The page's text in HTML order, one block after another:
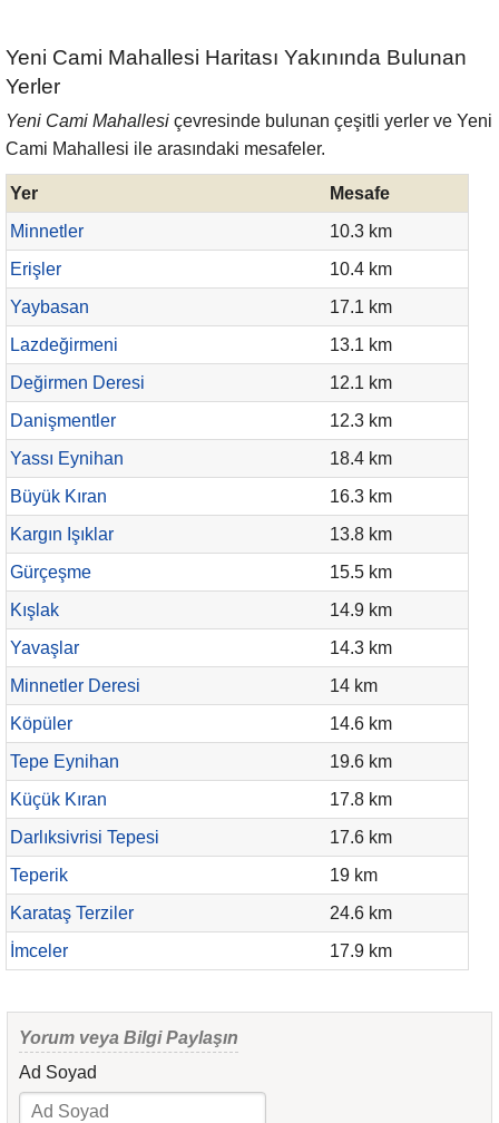
Yeni Cami Mahallesi Haritası Yakınında Bulunan
Yerler
Yeni Cami Mahallesi çevresinde bulunan çeşitli yerler ve Yeni
Cami Mahallesi ile arasındaki mesafeler.
Yer
Mesafe
Minnetler
10.3 km
Erişler
10.4 km
Yaybasan
17.1 km
Lazdeğirmeni
13.1 km
Değirmen Deresi
12.1 km
Danişmentler
12.3 km
Yassı Eynihan
18.4 km
Büyük Kıran
16.3 km
Kargın Işıklar
13.8 km
Gürçeşme
15.5 km
Kışlak
14.9 km
Yavaşlar
14.3 km
Minnetler Deresi
14 km
Köpüler
14.6 km
Tepe Eynihan
19.6 km
Küçük Kıran
17.8 km
Darlıksivrisi Tepesi
17.6 km
Teperik
19 km
Karataş Terziler
24.6 km
İmceler
17.9 km
Yorum veya Bilgi Paylaşın
Ad Soyad